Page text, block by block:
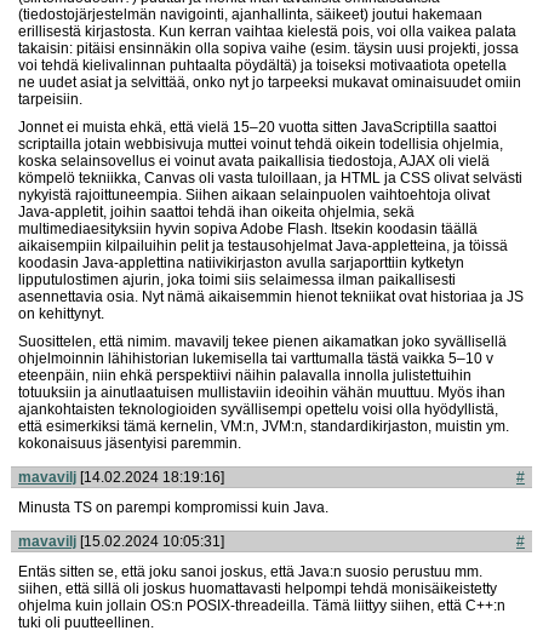
(tiedostojärjestelmän navigointi, ajanhallinta, säikeet) joutui hakemaan
erillisestä kirjastosta. Kun kerran vaihtaa kielestä pois, voi olla vaikea palata
takaisin: pitäisi ensinnäkin olla sopiva vaihe (esim. täysin uusi projekti, jossa
voi tehdä kielivalinnan puhtaalta pöydältä) ja toiseksi motivaatiota opetella
ne uudet asiat ja selvittää, onko nyt jo tarpeeksi mukavat ominaisuudet omiin
tarpeisiin.
Jonnet ei muista ehkä, että vielä 15–20 vuotta sitten JavaScriptilla saattoi
scriptailla jotain webbisivuja muttei voinut tehdä oikein todellisia ohjelmia,
koska selainsovellus ei voinut avata paikallisia tiedostoja, AJAX oli vielä
kömpelö tekniikka, Canvas oli vasta tuloillaan, ja HTML ja CSS olivat selvästi
nykyistä rajoittuneempia. Siihen aikaan selainpuolen vaihtoehtoja olivat
Java-appletit, joihin saattoi tehdä ihan oikeita ohjelmia, sekä
multimediaesityksiin hyvin sopiva Adobe Flash. Itsekin koodasin täällä
aikaisempiin kilpailuihin pelit ja testausohjelmat Java-appletteina, ja töissä
koodasin Java-applettina natiivikirjaston avulla sarjaporttiin kytketyn
lipputulostimen ajurin, joka toimi siis selaimessa ilman paikallisesti
asennettavia osia. Nyt nämä aikaisemmin hienot tekniikat ovat historiaa ja JS
on kehittynyt.
Suosittelen, että nimim. mavavilj tekee pienen aikamatkan joko syvällisellä
ohjelmoinnin lähihistorian lukemisella tai varttumalla tästä vaikka 5–10 v
eteenpäin, niin ehkä perspektiivi näihin palavalla innolla julistettuihin
totuuksiin ja ainutlaatuisen mullistaviin ideoihin vähän muuttuu. Myös ihan
ajankohtaisten teknologioiden syvällisempi opettelu voisi olla hyödyllistä,
että esimerkiksi tämä kernelin, VM:n, JVM:n, standardikirjaston, muistin ym.
kokonaisuus jäsentyisi paremmin.
mavavilj [14.02.2024 18:19:16]
#
Minusta TS on parempi kompromissi kuin Java.
mavavilj [15.02.2024 10:05:31]
#
Entäs sitten se, että joku sanoi joskus, että Java:n suosio perustuu mm.
siihen, että sillä oli joskus huomattavasti helpompi tehdä monisäikeistetty
ohjelma kuin jollain OS:n POSIX-threadeilla. Tämä liittyy siihen, että C++:n
tuki oli puutteellinen.